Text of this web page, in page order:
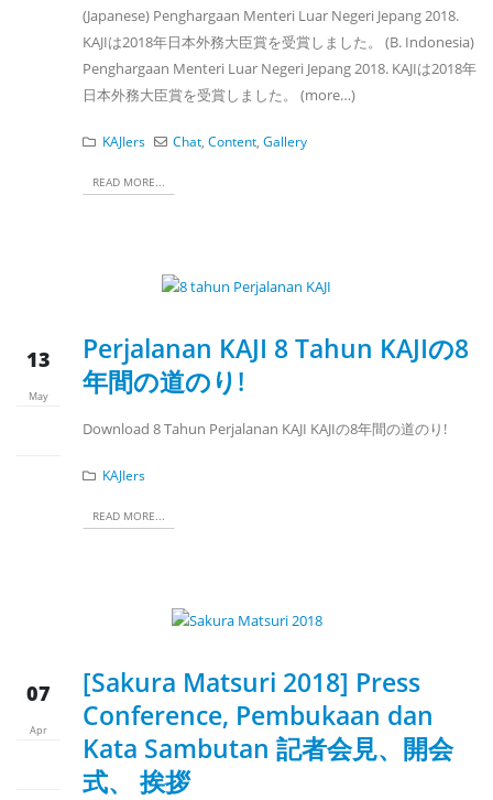
(Japanese) Penghargaan Menteri Luar Negeri Jepang 2018.
KAJIは2018年日本外務大臣賞を受賞しました。 (B. Indonesia)
Penghargaan Menteri Luar Negeri Jepang 2018. KAJIは2018年
日本外務大臣賞を受賞しました。 (more…)
KAJIers Chat ,Content ,Gallery
READ MORE...
13
May
Perjalanan KAJI 8 Tahun KAJIの8
年間の道のり!
Download 8 Tahun Perjalanan KAJI KAJIの8年間の道のり!
KAJIers
READ MORE...
07
Apr
[Sakura Matsuri 2018] Press
Conference, Pembukaan dan
Kata Sambutan 記者会見、開会
式、 挨拶